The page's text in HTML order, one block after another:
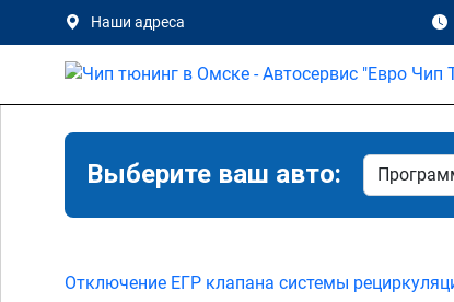
Наши адреса
Выберите ваш авто:
Отключение ЕГР клапана системы